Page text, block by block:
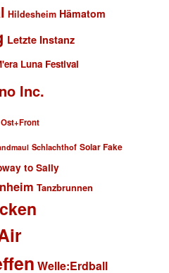
Hildesheim Hämatom
Letzte Instanz
Luna Festival
Inc.
Ost+Front
Schlachthof Solar Fake
to Sally
Tanzbrunnen
Welle:Erdball